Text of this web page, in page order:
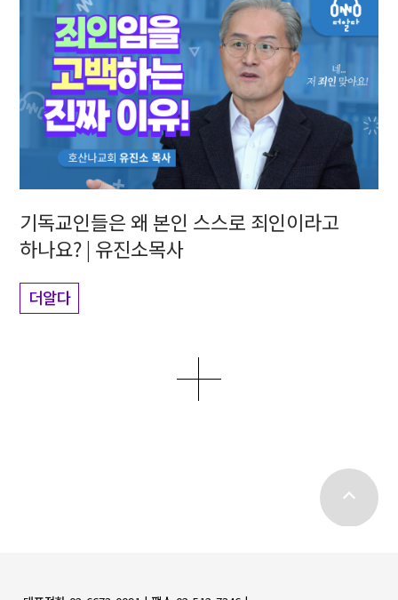
기독교인들은 왜 본인 스스로 죄인이라고
하나요? | 유진소목사
더알다